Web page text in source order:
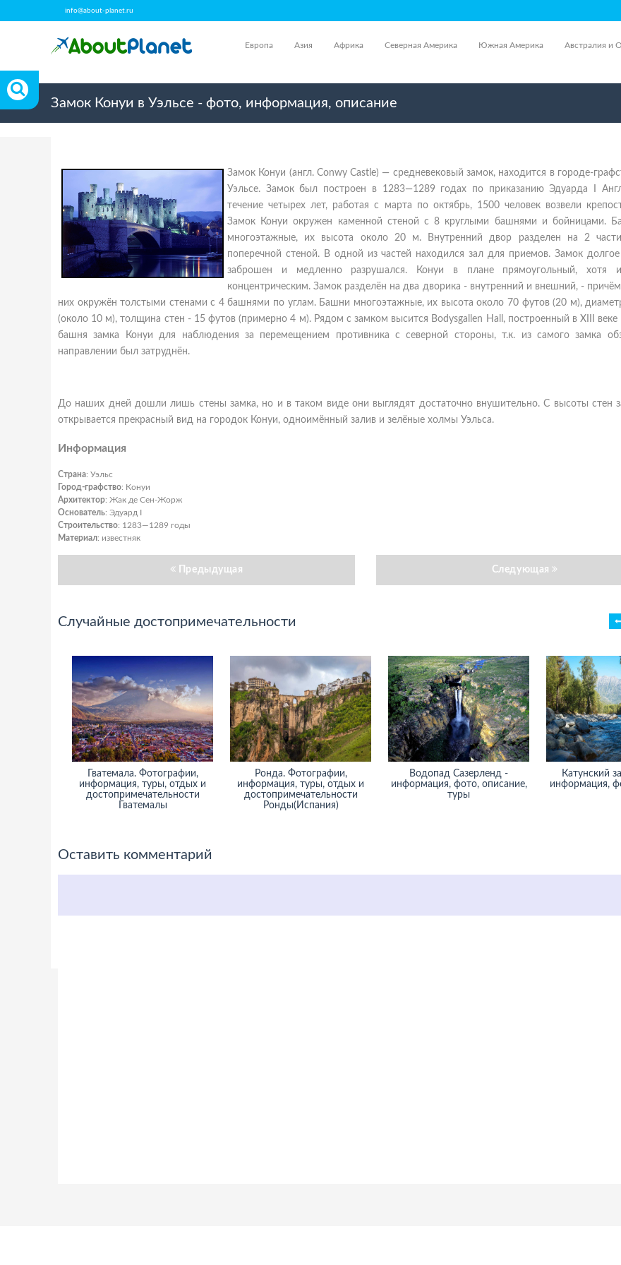
info@about-planet.ru
Европа Азия Африка Северная Америка Южная Америка Австралия и
Замок Конуи в Уэльсе - фото, информация, описание
Замок Конуи (англ. Conwy Castle) — средневековый замок, находится в городе-
Уэльсе. Замок был построен в 1283—1289 годах по приказанию Эдуарда I
течение четырех лет, работая с марта по октябрь, 1500 человек возвели
Замок Конуи окружен каменной стеной с 8 круглыми башнями и бойницами.
многоэтажные, их высота около 20 м. Внутренний двор разделен на 2
поперечной стеной. В одной из частей находился зал для приемов. Замок
заброшен и медленно разрушался. Конуи в плане прямоугольный, хотя
концентрическим. Замок разделён на два дворика - внутренний и внешний, -
них окружён толстыми стенами с 4 башнями по углам. Башни многоэтажные, их высота около 70 футов (20 м),
(около 10 м), толщина стен - 15 футов (примерно 4 м). Рядом с замком высится Bodysgallen Hall, построенный в XIII веке
башня замка Конуи для наблюдения за перемещением противника с северной стороны, т.к. из самого замка
направлении был затруднён.
До наших дней дошли лишь стены замка, но и в таком виде они выглядят достаточно внушительно. С высоты стен
открывается прекрасный вид на городок Конуи, одноимённый залив и зелёные холмы Уэльса.
Информация
Страна: Уэльс
Город-графство: Конуи
Архитектор: Жак де Сен-Жорж
Основатель: Эдуард I
Строительство: 1283—1289 годы
Материал: известняк
Предыдущая Следующая
Случайные достопримечательности
Гватемала. Фотографии,
информация, туры, отдых и
достопримечательности
Гватемалы
Ронда. Фотографии,
информация, туры, отдых и
достопримечательности
Ронды(Испания)
Водопад Сазерленд -
информация, фото, описание,
туры
Катунский
информация,
Оставить комментарий